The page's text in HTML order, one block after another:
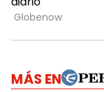
MÁS EN